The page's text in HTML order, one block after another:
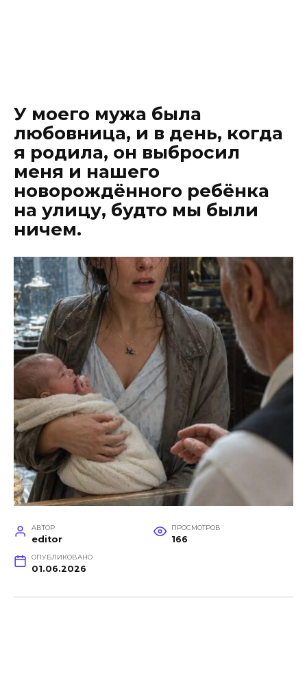
У моего мужа была
любовница, и в день, когда
я родила, он выбросил
меня и нашего
новорождённого ребёнка
на улицу, будто мы были
ничем.
АВТОР
editor
ПРОСМОТРОВ
166
ОПУБЛИКОВАНО
01.06.2026